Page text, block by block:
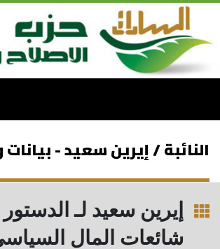
النائبة / إيرين سعيد -
إيرين سعيد لـ
شائعات المال